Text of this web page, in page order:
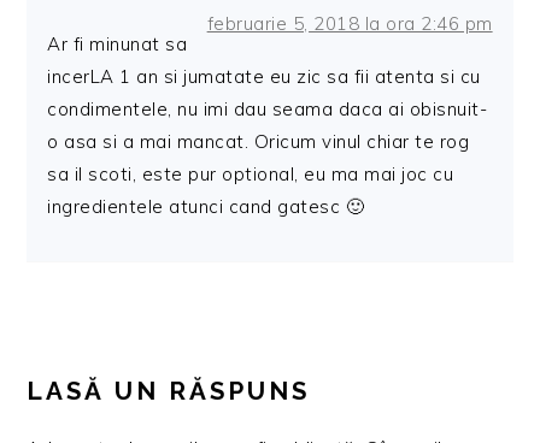
februarie 5, 2018 la ora 2:46 pm
Ar fi minunat sa
incerLA 1 an si jumatate eu zic sa fii atenta si cu
condimentele, nu imi dau seama daca ai obisnuit-
o asa si a mai mancat. Oricum vinul chiar te rog
sa il scoti, este pur optional, eu ma mai joc cu
ingredientele atunci cand gatesc 🙂
LASĂ UN RĂSPUNS